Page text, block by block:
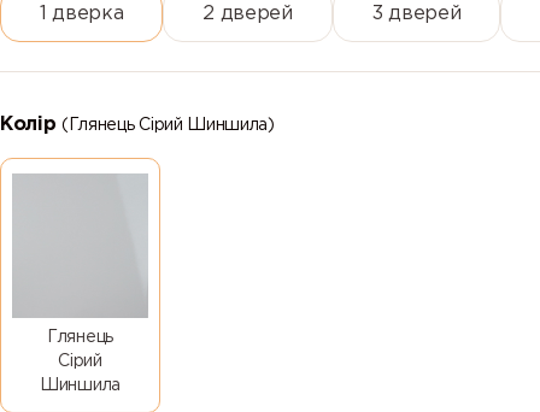
1 дверка 2 дверей 3 дверей
Колір(Глянець Сірий Шиншила)
Глянець
Сірий
Шиншила